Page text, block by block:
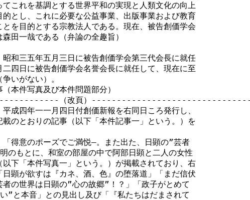
を基調とする世界平和の実現と人類文化の向上
、これに必要な公益事業、出版事業および教育
的とする宗教法人である。現在、被告創価学会
哉である（弁論の全趣旨）
年五月三日に被告創価学会第三代会長に就任
に被告創価学会名誉会長に就任して、現在に至
がない）。
件写真及び本件問題部分）
（改頁）--------------------------------
成四年一一月四日付創価新報を右同日ころ発行し、
おりの記事（以下「本件記事一」という。）を
のポーズでご満悦―。また出た、日顕の”芸者
とに、和室の部屋の中で阿部日顕と二人の女性
本件写真一」という。）が掲載されており、右
欲すは『カネ、酒、色』の堕落道」「まだ信伏
界は日顕の”心の故郷”！？」「政子がとめて
音」との見出し及び「『私たちはだまされて